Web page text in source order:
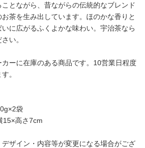
とながら、昔ながらの伝統的なブレンド
茶を生み出しています。ほのかな香りと
に広がるふくよかな味わい。宇治茶なら
い。
ーに在庫のある商品です。10営業日程度
。
袋
15×高さ7cm
ザイン・内容等が変更になる場合がござ